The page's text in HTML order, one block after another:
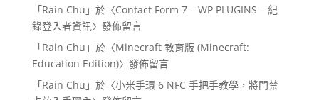
「Rain Chu 」於〈Contact Form 7 – WP PLUGINS – 紀
錄登入者資訊〉發佈留言
「Rain Chu 」於〈Minecraft 教育版 (Minecraft:
Education Edition)〉發佈留言
「Rain Chu 」於〈小米手環 6 NFC 手把手教學，將門禁